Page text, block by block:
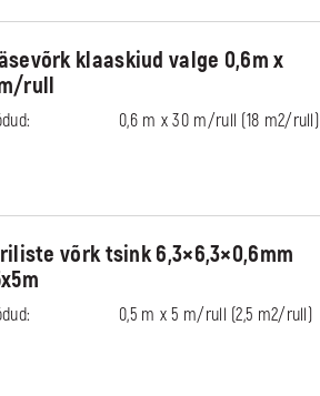
klaaskiud valge 0,6m x
rull
0,6 m x 30 m/rull (18 m2/rull)
võrk tsink 6,3×6,3×0,6mm
0,5 m x 5 m/rull (2,5 m2/rull)